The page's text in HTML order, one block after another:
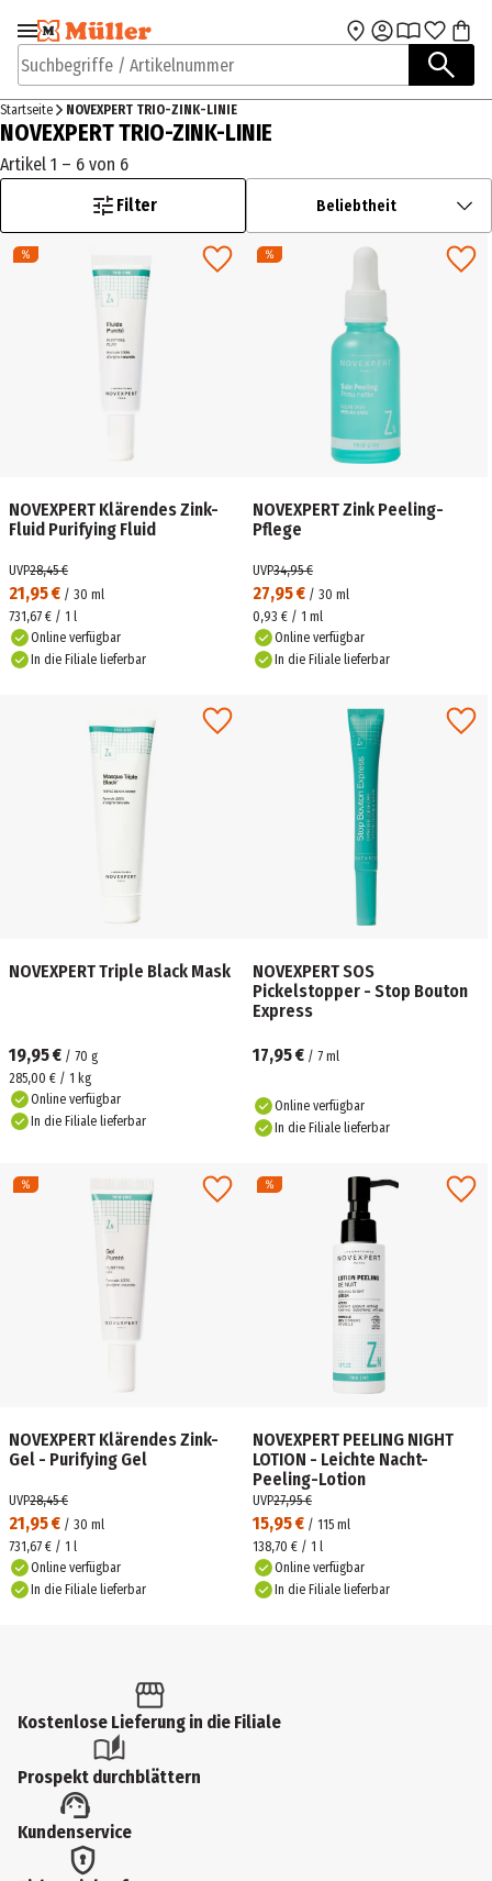
Zur Navigation
springen
Zum Hauptinhalt
Suchbegriffe / Artikelnummer
Startseite NOVEXPERT TRIO-ZINK-LINIE
NOVEXPERT TRIO-ZINK-LINIE
Artikel 1 – 6 von 6
Filter
Beliebtheit
NOVEXPERT Klärendes Zink-
Fluid Purifying Fluid
21,95 € / 30 ml
UVP28,45 €
731,67 € / 1 l
Online verfügbar
In die Filiale lieferbar
NOVEXPERT Zink Peeling-
Pflege
27,95 € / 30 ml
UVP34,95 €
0,93 € / 1 ml
Online verfügbar
In die Filiale lieferbar
NOVEXPERT Triple Black Mask
19,95 € / 70 g
285,00 € / 1 kg
Online verfügbar
In die Filiale lieferbar
NOVEXPERT SOS
Pickelstopper - Stop Bouton
Express
17,95 € / 7 ml
Online verfügbar
In die Filiale lieferbar
NOVEXPERT Klärendes Zink-
Gel - Purifying Gel
21,95 € / 30 ml
UVP28,45 €
731,67 € / 1 l
Online verfügbar
In die Filiale lieferbar
NOVEXPERT PEELING NIGHT
LOTION - Leichte Nacht-
Peeling-Lotion
15,95 € / 115 ml
UVP27,95 €
138,70 € / 1 l
Online verfügbar
In die Filiale lieferbar
Kostenlose Lieferung in die Filiale
Prospekt durchblättern
Kundenservice